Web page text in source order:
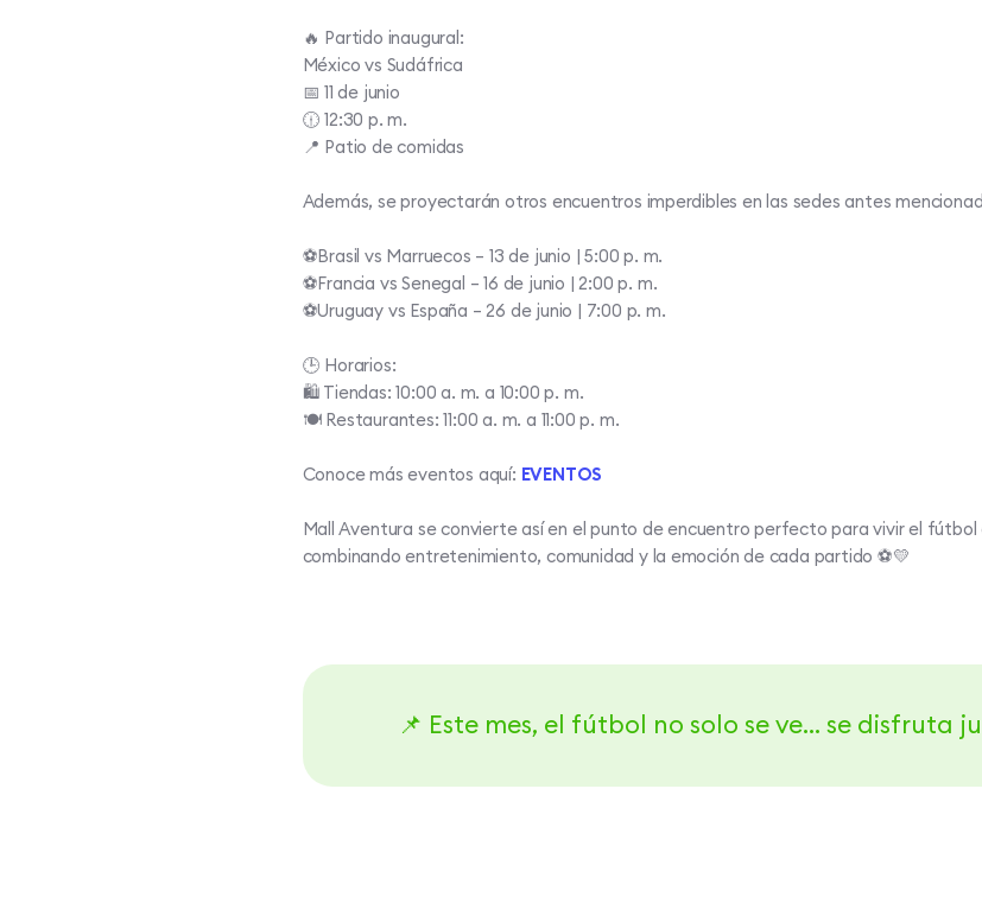
🔥 Partido inaugural:​
México vs Sudáfrica​
📅 11 de junio​
🕧 12:30 p. m.​
📍 Patio de comidas​
Además, se proyectarán otros encuentros imperdibles en las sedes antes
⚽Brasil vs Marruecos – 13 de junio | 5:00 p. m.​
⚽Francia vs Senegal – 16 de junio | 2:00 p. m.​
⚽Uruguay vs España – 26 de junio | 7:00 p. m.​
🕒 Horarios:​
🛍️ Tiendas: 10:00 a. m. a 10:00 p. m.​
🍽️ Restaurantes: 11:00 a. m. a 11:00 p. m.​
Conoce más eventos aquí: EVENTOS​
Mall Aventura se convierte así en el punto de encuentro perfecto para vivir el
combinando entretenimiento, comunidad y la emoción de cada partido ⚽💛
📌 Este mes, el fútbol no solo se ve… se disfruta